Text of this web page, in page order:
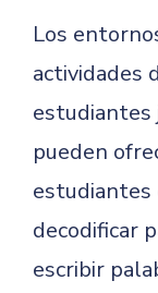
Los
actividades
estudiantes
pueden
estudiantes
decodificar
escribir